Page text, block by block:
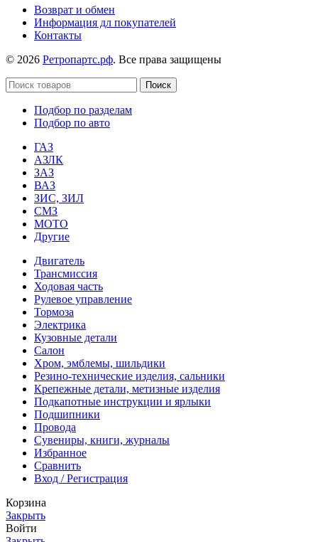
Возврат и обмен
Информация дл покупателей
Контакты
© 2026 Ретропартс.рф. Все права защищены
Поиск
Подбор по разделам
Подбор по авто
ГАЗ
АЗЛК
ЗАЗ
ВАЗ
ЗИС, ЗИЛ
СМЗ
МОТО
Другие
Двигатель
Трансмиссия
Ходовая часть
Рулевое управление
Тормоза
Электрика
Кузовные детали
Салон
Хром, эмблемы, шильдики
Резино-технические изделия, сальники
Крепежные детали, метизные изделия
Подкапотные инструкции и ярлыки
Подшипники
Провода
Сувениры, книги, журналы
Избранное
Сравнить
Вход / Регистрация
Корзина
Закрыть
Войти